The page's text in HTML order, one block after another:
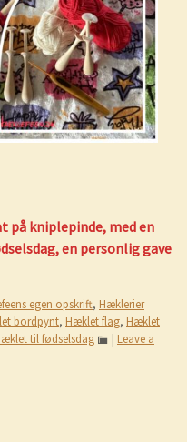
på kniplepinde, med en
en personlig gave
egen opskrift, Hæklerier
bordpynt, Hæklet flag, Hæklet
til fødselsdag | Leave a